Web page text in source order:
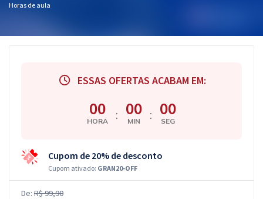
Horas de aula
ESSAS OFERTAS ACABAM EM:
00
HORA : 00
MIN : 00
SEG
Cupom de 20% de desconto
Cupom ativado: GRAN20-OFF
De: R$ 99,90